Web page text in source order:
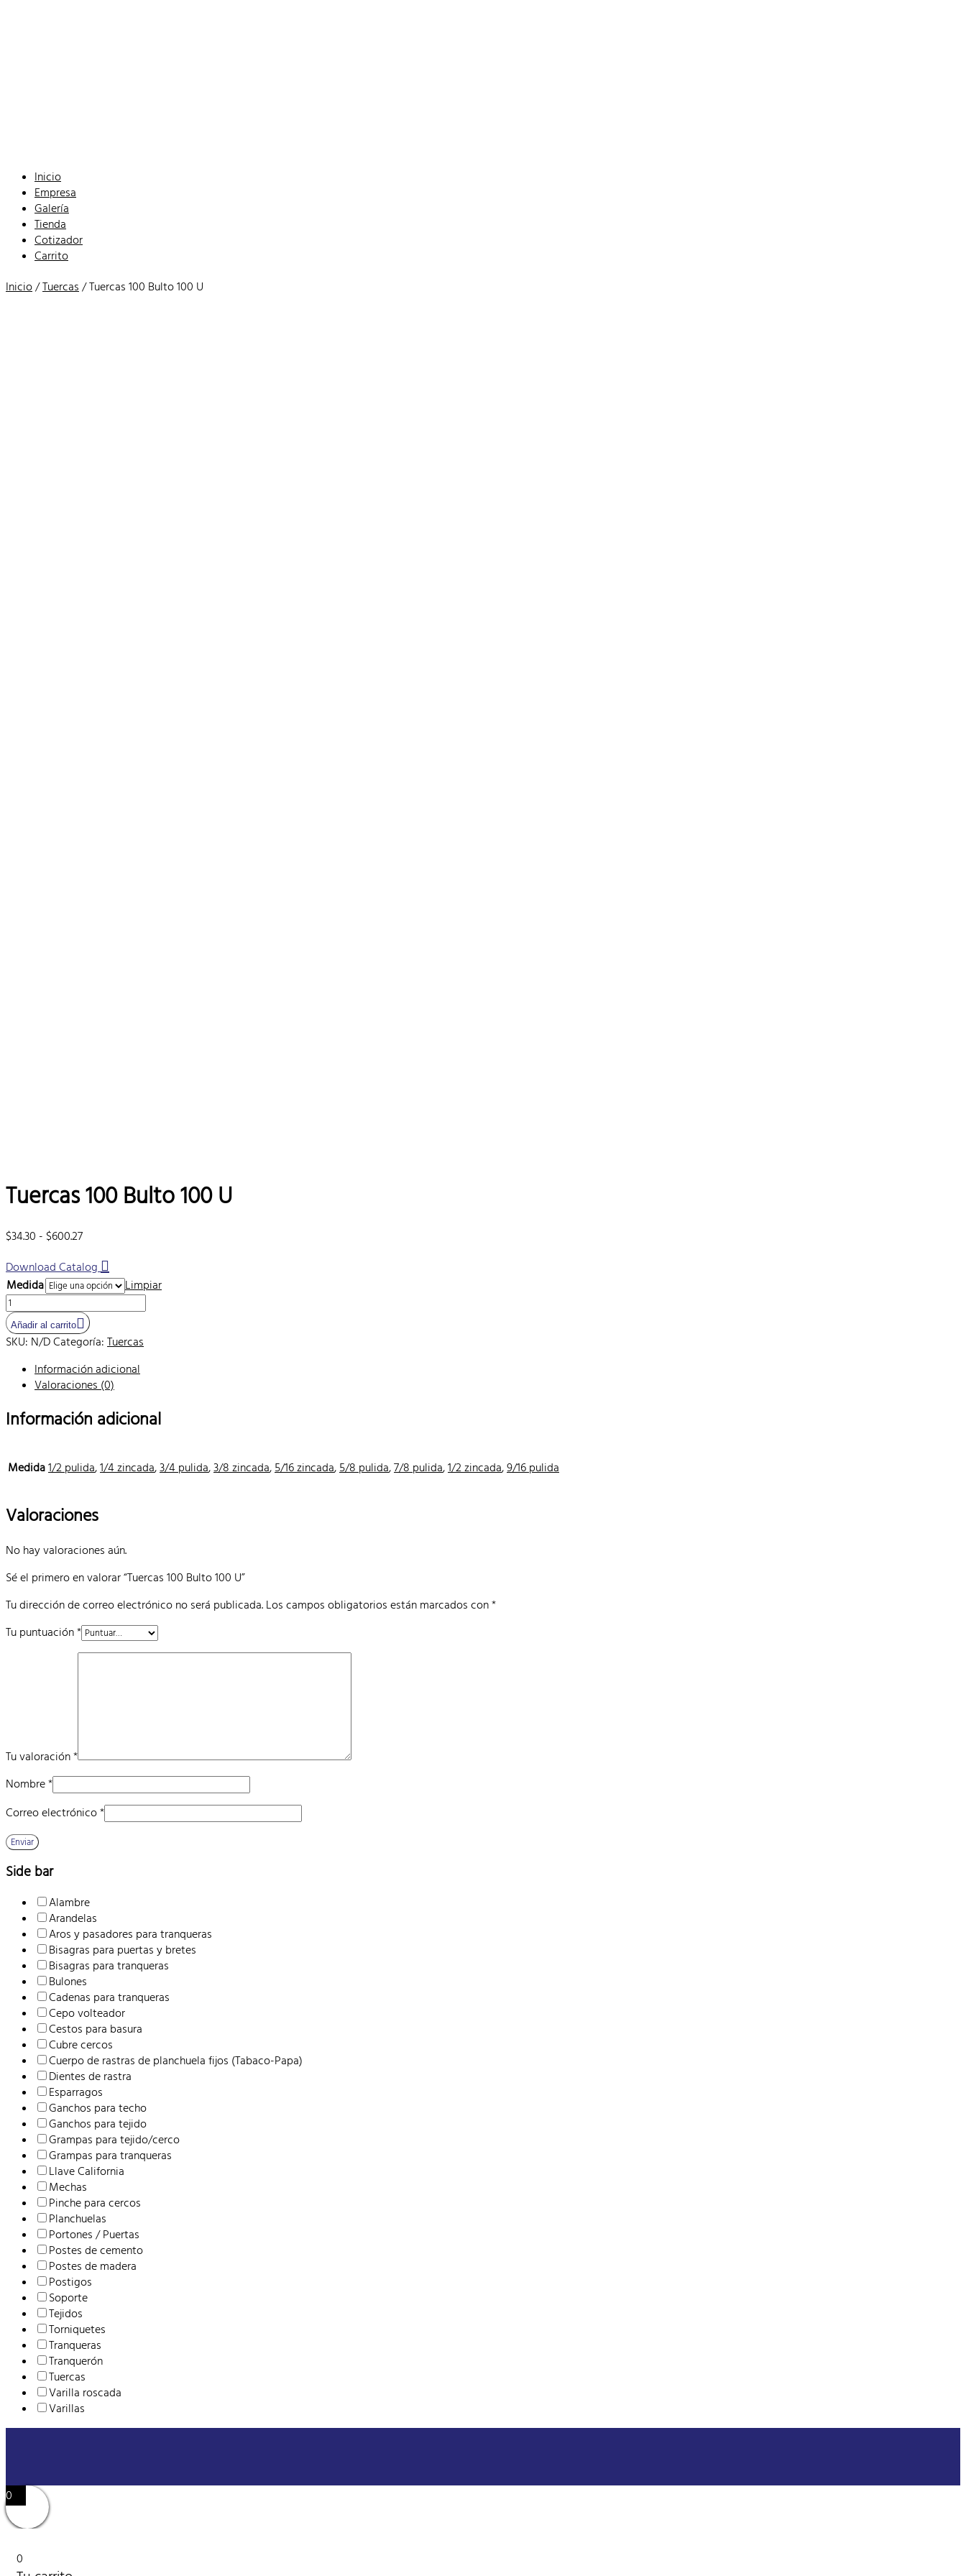
Inicio
Empresa
Galería
Tienda
Cotizador
Carrito
Inicio/Tuercas / Tuercas 100 Bulto 100 U
Tuercas 100 Bulto 100 U
$34.30 - $600.27Rango
precios:
desde
$34.30
hasta
$600.27
Download Catalog
Medida
Limpiar
Tuercas
100
Bulto
100
cantidad
Añadir al carrito
SKU: N/DCategoría: Tuercas
Información adicional
Valoraciones (0)
Información adicional
Medida1/2 pulida,1/4 zincada,3/4 pulida,3/8 zincada, 5/16 zincada, 5/8 pulida,7/8 pulida,1/2 zincada,9/16 pulida
Valoraciones
No hay valoraciones aún.
Sé el primero en valorar “Tuercas 100 Bulto 100 U”
Tu dirección de correo electrónico no será publicada. Los campos obligatorios están marcados con*
Tu puntuación*
Tu valoración*
Nombre*
Correo electrónico*
Side bar
Alambre
Arandelas
Aros y pasadores para tranqueras
Bisagras para puertas y bretes
Bisagras para tranqueras
Bulones
Cadenas para tranqueras
Cepo volteador
Cestos para basura
Cubre cercos
Cuerpo de rastras de planchuela fijos (Tabaco-Papa)
Dientes de rastra
Esparragos
Ganchos para techo
Ganchos para tejido
Grampas para tejido/cerco
Grampas para tranqueras
Llave California
Mechas
Pinche para cercos
Planchuelas
Portones / Puertas
Postes de cemento
Postes de madera
Postigos
Soporte
Tejidos
Torniquetes
Tranqueras
Tranquerón
Tuercas
Varilla roscada
Varillas
0
0